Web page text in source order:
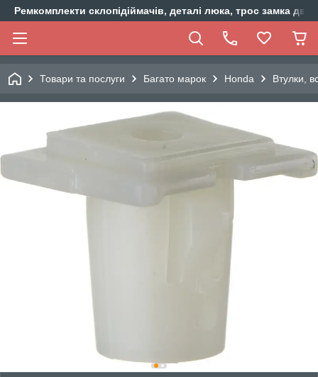
Ремкомплекти склопідіймачів, деталі люка, трос замка
Товари та послуги Багато марок Honda Втулки,